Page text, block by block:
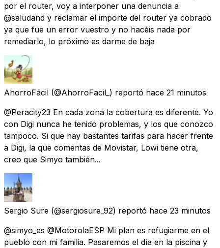
por el router, voy a interponer una denuncia a
@saludand y reclamar el importe del router ya cobrado
ya que fue un error vuestro y no hacéis nada por
remediarlo, lo próximo es darme de baja
AhorroFácil (@AhorroFacil_) reportó hace 21 minutos
@Peracity23 En cada zona la cobertura es diferente. Yo
con Digi nunca he tenido problemas, y los que conozco
tampoco. Si que hay bastantes tarifas para hacer frente
a Digi, la que comentas de Movistar, Lowi tiene otra,
creo que Simyo también...
Sergio Sure (@sergiosure_92) reportó hace 23 minutos
@simyo_es @MotorolaESP Mi plan es refugiarme en el
pueblo con mi familia. Pasaremos el día en la piscina y